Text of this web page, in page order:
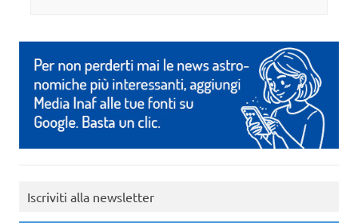
Iscriviti alla newsletter